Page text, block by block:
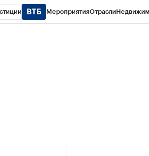
МероприятияОтрасли